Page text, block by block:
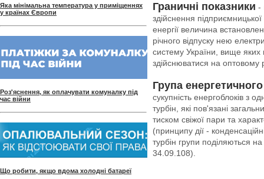
Яка мінімальна температура у приміщеннях
у країнах Європи
Роз'яснення, як оплачувати комуналку під
час війни
Що робити, якщо вдома холодні батареї
Граничні показники -
здійснення
енергії величина
річного відпуску нею
систему України, вище яких
здійснюватися на оптовому
Група
сукупність енергоблоків з
турбін, які пов'язані
тиском свіжої пари та
(принципу дії -
турбін групи поділяються
34.09.108).